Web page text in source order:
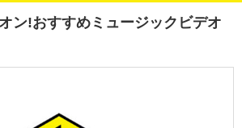
ン!おすすめミュージックビデオ